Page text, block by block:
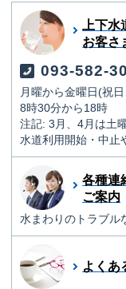
上下水
お客さ
093-582-
月曜から金曜日(祝
8時30分から18時
注記: 3月、4月は土
水道利用開始・中止
各種連
ご案内
水まわりのトラブル
よくあ